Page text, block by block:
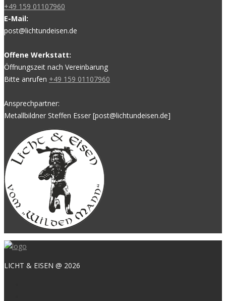
+49 159 01107960
E-Mail:
post@lichtundeisen.de
Offene Werkstatt:
Öffnungszeit nach Vereinbarung
Bitte anrufen +49 159 01107960
Ansprechpartner:
Metallbildner Steffen Esser [post@lichtundeisen.de]
LICHT & EISEN @ 2026